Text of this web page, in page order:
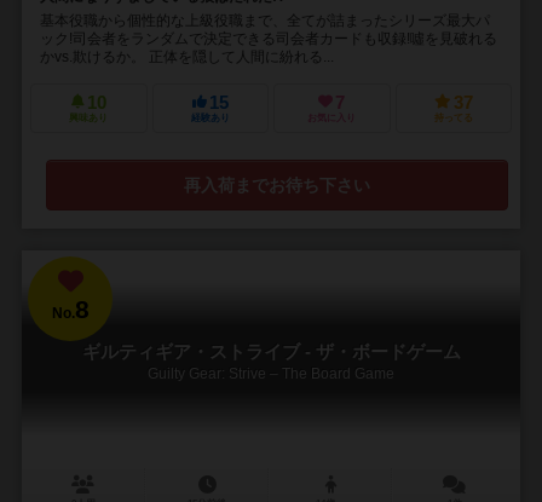
基本役職から個性的な上級役職まで、全てが詰まったシリーズ最大パ
ック!司会者をランダムで決定できる司会者カードも収録!噓を見破れる
かvs.欺けるか。 正体を隠して人間に紛れる...
10
興味あり
15
経験あり
7
お気に入り
37
持ってる
再入荷までお待ち下さい
No.8
ギルティギア・ストライブ - ザ・ボードゲーム
Guilty Gear: Strive – The Board Game